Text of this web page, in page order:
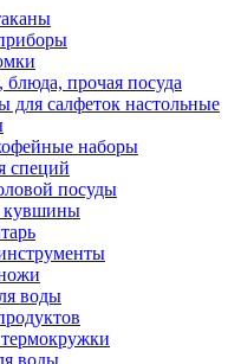
прочая посуда
для салфеток настольные
наборы
специй
посуды
кувшины
воды